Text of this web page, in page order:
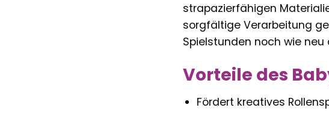
strapazierfähigen
sorgfältige Verarbeitung
Spielstunden noch wie neu
Vorteile des
Fördert kreatives